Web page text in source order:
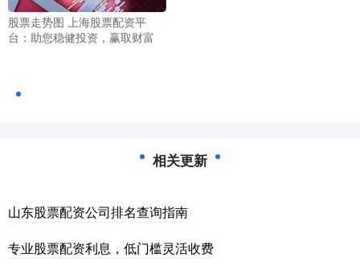
股票走势图 上海股票配资平
台：助您稳健投资，赢取财富
相关更新
山东股票配资公司排名查询指南
专业股票配资利息，低门槛灵活收费